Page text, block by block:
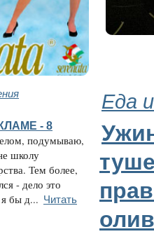
Еда
- 8
подумываю,
школу
Тем более,
- дело это
бы д... Читать